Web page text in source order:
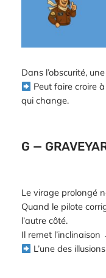
Dans l’obscurité,
Peut faire croire
qui change.
G —
Le virage prolongé
Quand le pilote
l’autre côté.
Il remet l’inclinaison
L’une des